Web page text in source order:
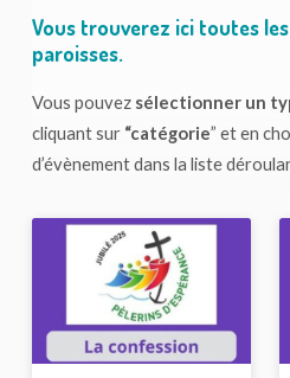
Toutes
les
(Page
14)
Vous trouverez ici toutes
paroisses.
Vous pouvez sélectionner un
cliquant sur “catégorie” et en
d’évènement dans la liste